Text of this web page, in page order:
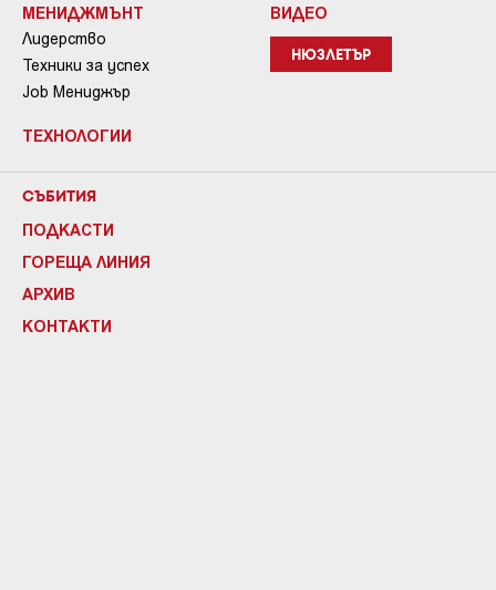
МЕНИДЖМЪНТ
Лидерство
Техники за успех
Job Мениджър
ТЕХНОЛОГИИ
ВИДЕО
НЮЗЛЕТЪР
СЪБИТИЯ
ПОДКАСТИ
ГОРЕЩА ЛИНИЯ
АРХИВ
КОНТАКТИ